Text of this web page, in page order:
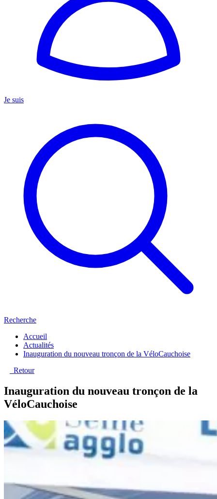
Je suis
Recherche
Accueil
Actualités
Inauguration du nouveau tronçon de la VéloCauchoise
Retour
Inauguration du nouveau tronçon de la
VéloCauchoise